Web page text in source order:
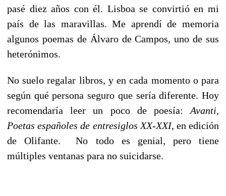
pasé diez años con él. Lisboa se convirtió en mi
país de las maravillas. Me aprendí de memoria
algunos poemas de Álvaro de Campos,uno de sus
heterónimos.
No suelo regalar libros, y en cada momento o para
según qué persona seguro que sería diferente. Hoy
recomendaría leer un poco de poesía: Avanti,
Poetas españoles de entresiglos XX-XXI, en edición
de Olifante. No todo es genial, pero tiene
múltiples ventanas para no suicidarse.